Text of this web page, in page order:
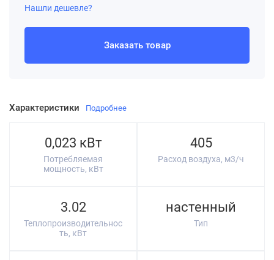
Характеристики Подробнее
0,023 кВт
Потребляемая
мощность, кВт
405
Расход воздуха, м3/ч
3.02
Теплопроизводительнос
ть, кВт
настенный
Тип
Нашли дешевле?
Заказать товар